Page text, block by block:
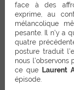
face à des
exprime, au
mélancolique
pesante. Il n’y a
quatre
posture traduit
nous
ce que
Laurent
épisode.